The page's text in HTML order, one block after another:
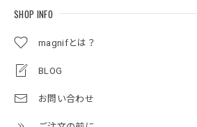
SHOP INFO
magnifとは？
BLOG
お問い合わせ